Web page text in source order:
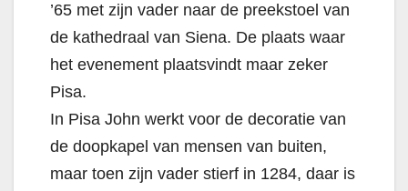
’65 met zijn vader naar de preekstoel van
de kathedraal van Siena. De plaats waar
het evenement plaatsvindt maar zeker
Pisa.
In Pisa John werkt voor de decoratie van
de doopkapel van mensen van buiten,
maar toen zijn vader stierf in 1284, daar is